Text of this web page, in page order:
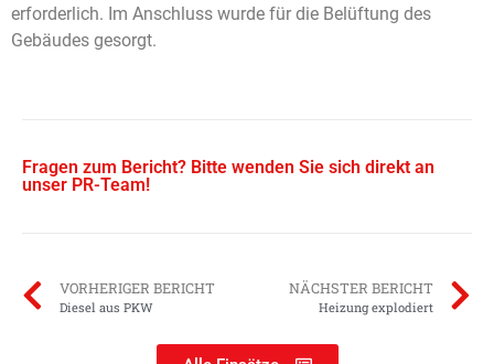
erforderlich. Im Anschluss wurde für die Belüftung des
Gebäudes gesorgt.
Fragen zum Bericht? Bitte wenden Sie sich direkt an
unser PR-Team!
VORHERIGER BERICHT
Diesel aus PKW
NÄCHSTER BERICHT
Heizung explodiert